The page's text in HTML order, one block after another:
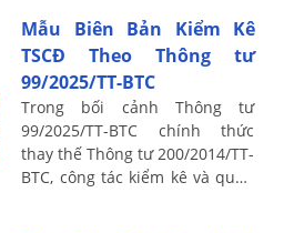
Mẫu Biên Bản Kiểm Kê
TSCĐ Theo Thông tư
99/2025/TT-BTC
Trong bối cảnh Thông tư
99/2025/TT-BTC chính thức
thay thế Thông tư 200/2014/TT-
BTC, công tác kiểm kê và quản